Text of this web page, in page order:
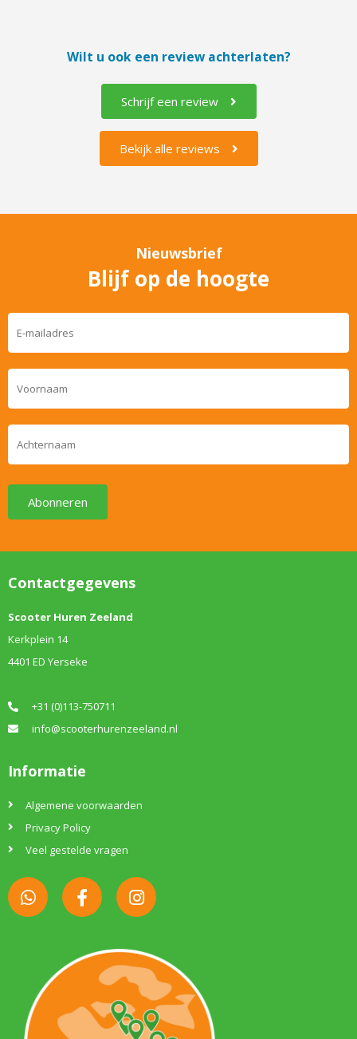
Wilt u ook een review achterlaten?
Schrijf een review
Bekijk alle reviews
Nieuwsbrief
Blijf op de hoogte
Abonneren
Contactgegevens
Scooter Huren Zeeland
Kerkplein 14
4401 ED Yerseke
+31 (0)113-750711
info@scooterhurenzeeland.nl
Informatie
Algemene voorwaarden
Privacy Policy
Veel gestelde vragen